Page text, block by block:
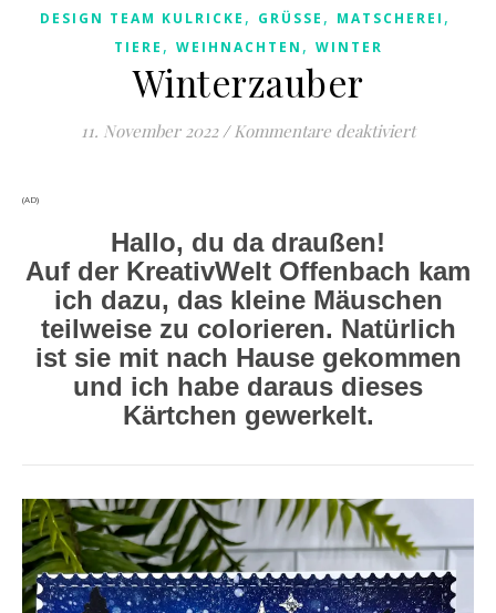
DESIGN TEAM KULRICKE , GRÜSSE , MATSCHEREI ,
TIERE , WEIHNACHTEN , WINTER
Winterzauber
11. November 2022 / Kommentare deaktiviertfür
(AD)
Hallo, du da draußen!
Auf der KreativWelt Offenbach kam
ich dazu, das kleine Mäuschen
teilweise zu colorieren. Natürlich
ist sie mit nach Hause gekommen
und ich habe daraus dieses
Kärtchen gewerkelt.